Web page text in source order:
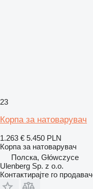
23
Корпа за натоварувач
1.263 € 5.450 PLN
Корпа за натоварувач
Полска, Główczyce
Ulenberg Sp. z o.o.
Контактирајте го